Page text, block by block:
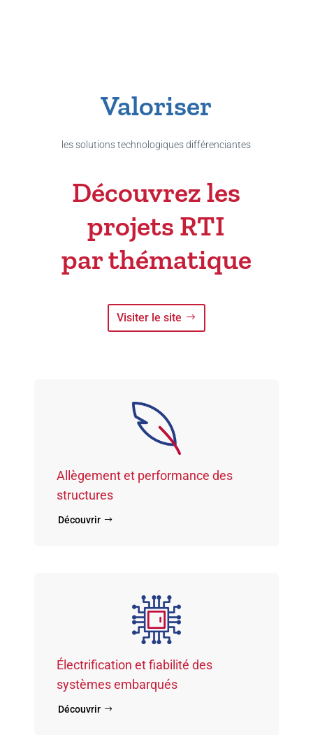
Valoriser
les solutions technologiques différenciantes
Découvrez les
projets RTI
par thématique
Visiter le site
Allègement et performance des
structures
Découvrir
Électrification et fiabilité des
systèmes embarqués
Découvrir